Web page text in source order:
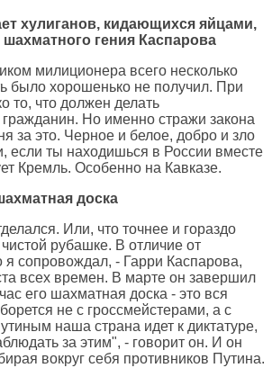
хулиганов, кидающихся яйцами,
шахматного гения Каспарова
милиционера всего несколько
было хорошенько не получил. При
то, что должен делать
Но именно стражи закона
за это. Черное и белое, добро и зло
если ты находишься в России вместе
Кремль. Особенно на Кавказе.
доска
Или, что точнее и гораздо
рубашке. В отличие от
я сопровождал, - Гарри Каспарова,
всех времен. В марте он завершил
его шахматная доска - это вся
не с гроссмейстерами, а с
наша страна идет к диктатуре,
за этим", - говорит он. И он
вокруг себя противников Путина.